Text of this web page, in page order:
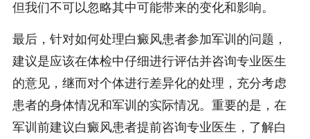
但我们不可以忽略其中可能带来的变化和影响。
最后，针对如何处理白癜风患者参加军训的问题，
建议是应该在体检中仔细进行评估并咨询专业医生
的意见，继而对个体进行差异化的处理，充分考虑
患者的身体情况和军训的实际情况。重要的是，在
军训前建议白癜风患者提前咨询专业医生，了解白